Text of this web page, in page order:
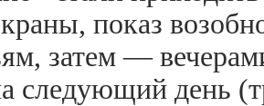
показ
затем —
следующий день